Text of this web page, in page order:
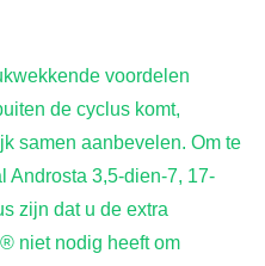
voordelen
de cyclus komt,
samen aanbevelen. Om te
3,5-dien-7, 17-
zijn dat u de extra
niet nodig heeft om